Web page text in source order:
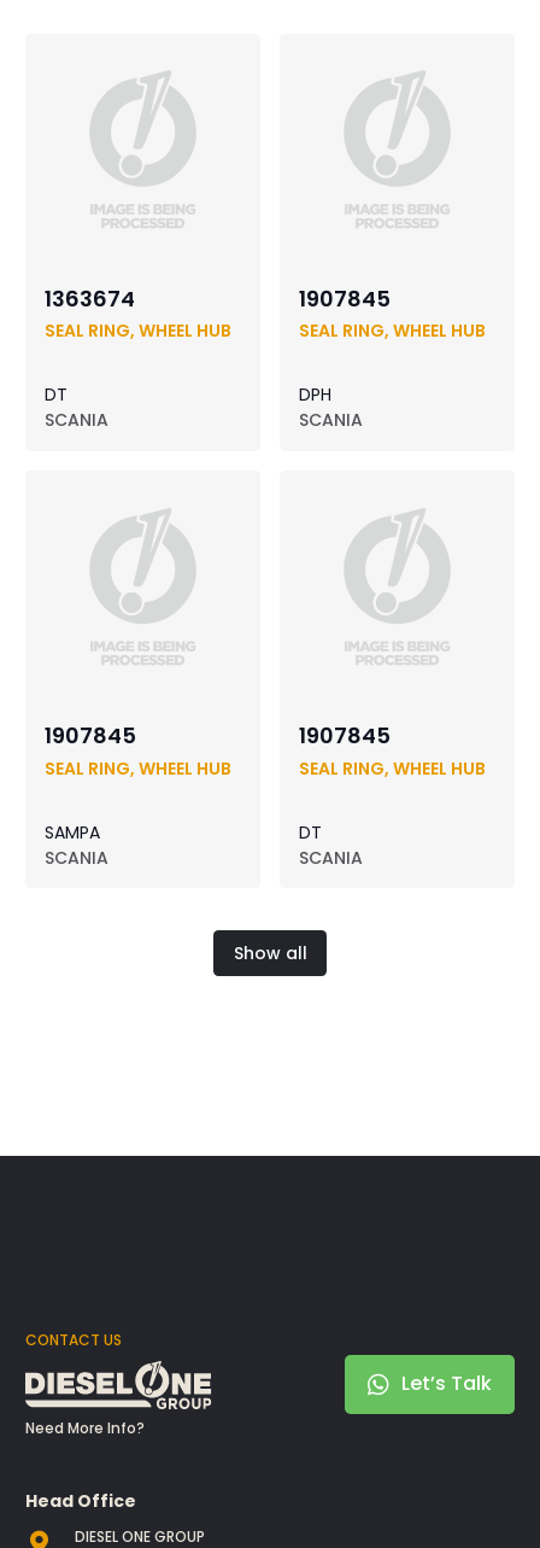
1363674
SEAL RING, WHEEL HUB
DT
SCANIA
1907845
SEAL RING, WHEEL HUB
DPH
SCANIA
1907845
SEAL RING, WHEEL HUB
SAMPA
SCANIA
1907845
SEAL RING, WHEEL HUB
DT
SCANIA
Show all
CONTACT US
Need More Info?
Let’s Talk
Head Office
DIESEL ONE GROUP